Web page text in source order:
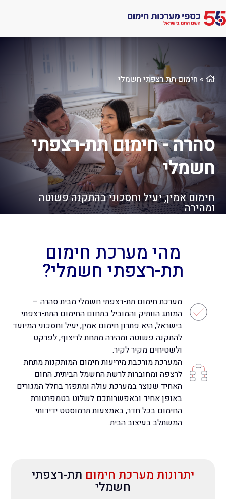
לתוכן
האתר
» חימום תת רצפתי חשמלי
סהרה - חימום תת-רצפתי
חשמלי
חימום אמין, יעיל וחסכוני בהתקנה פשוטה
ומהירה
מהי מערכת חימום
תת-רצפתי חשמלי?
מערכת חימום תת-רצפתי חשמלי מבית סהרה –
המותג הוותיק והמוביל בתחום החימום התת-רצפתי
בישראל, היא פתרון חימום אמין, יעיל וחסכוני המיועד
להתקנה פשוטה ומהירה מתחת לריצוף, לפרקט
ולשטיחים מקיר לקיר.
המערכת מורכבת מיריעות חימום המותקנות מתחת
לרצפה ומחוברות לרשת החשמל הביתית. החום
האחיד שנוצר במערכת עולה ומתפזר בחלל המגורים
באופן אחיד ובאפשרותכם לשלוט בטמפרטורת
החימום בכל חדר, באמצעות תרמוסטט ידידותי
המשתלב בעיצוב הבית.
יתרונות מערכת חימום תת-רצפתי
חשמלי